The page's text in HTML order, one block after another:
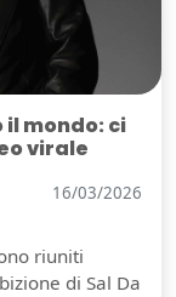
mondo: ci
virale
16/03/2026
riuniti
di Sal Da